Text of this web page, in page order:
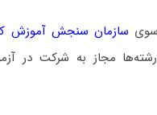
سازمان سنجش آموزش
مجاز به شرکت در